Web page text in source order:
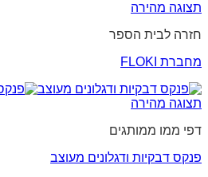
תצוגה מהירה
חזרה לבית הספר
מחברת FLOKI
תצוגה מהירה
דפי ממו ממותגים
פנקס דבקיות ודגלונים מעוצב